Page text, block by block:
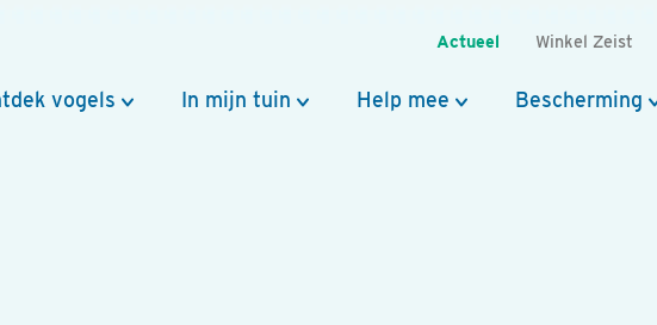
Actueel Winkel Zeist
vogels In mijn tuin Help mee Bescherming